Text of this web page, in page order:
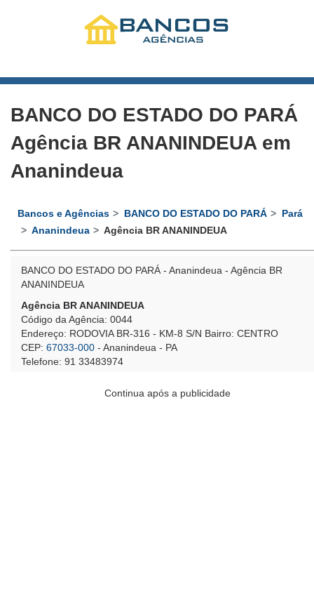
BANCO DO ESTADO DO PARÁ
Agência BR ANANINDEUA em
Ananindeua
Bancos e Agências BANCO DO ESTADO DO PARÁ
Pará
Ananindeua
Agência BR ANANINDEUA
BANCO DO ESTADO DO PARÁ - Ananindeua - Agência BR
ANANINDEUA
Agência BR ANANINDEUA
Código da Agência: 0044
Endereço: RODOVIA BR-316 - KM-8 S/N Bairro: CENTRO
CEP: 67033-000 - Ananindeua - PA
Telefone: 91 33483974
Continua após a publicidade